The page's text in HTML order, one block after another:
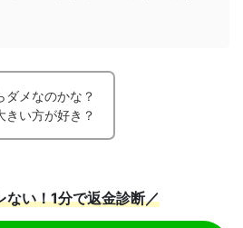
ダメなのかな？
きい方が好き？
ない！1分で返金診断／